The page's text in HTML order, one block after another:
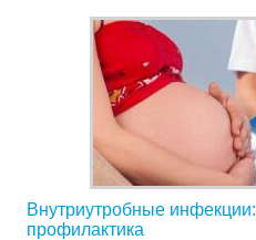
Внутриутробные
профилактика